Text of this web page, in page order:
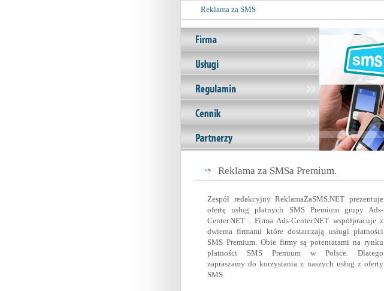
Reklama za SMS
Reklama za SMSa Premium.
Zespół redakcyjny ReklamaZaSMS.NET prezentuje
ofertę usług płatnych SMS Premium grupy Ads-
Center.NET . Firma Ads-Center.NET współpracuje z
dwiema firmami które dostarczają usługi płatności
SMS Premium. Obie firmy są potentatami na rynku
płatności SMS Premium w Polsce. Dlatego
zapraszamy do korzystania z naszych usług z oferty
SMS.